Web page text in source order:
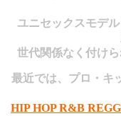
ユニセックスモデ
世代関係なく付け
最近では、プロ・キ
HIP HOP R&B